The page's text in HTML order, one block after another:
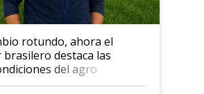
rotundo, ahora el
destaca las
del agro
para invertir: "Los veo